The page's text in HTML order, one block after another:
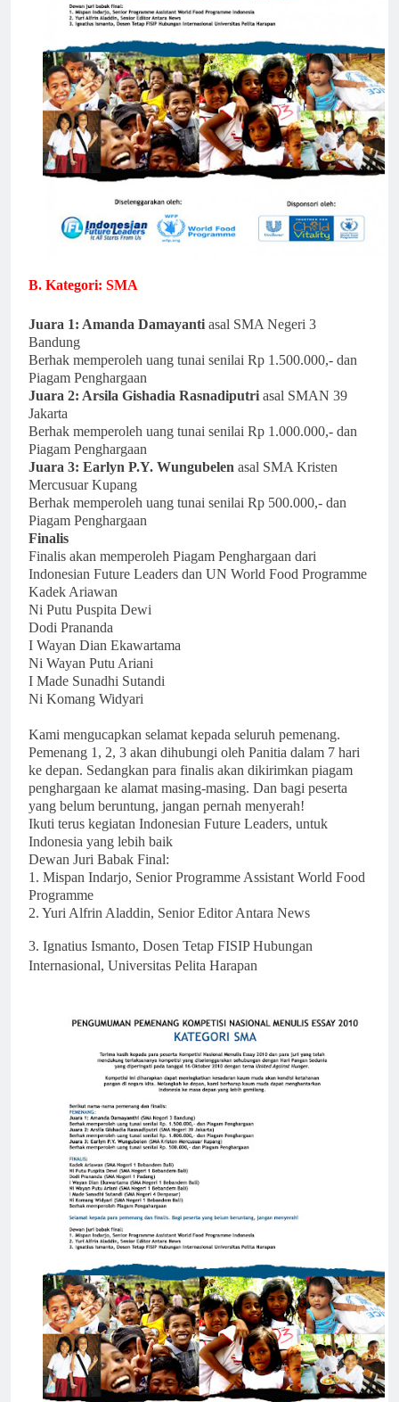
B. Kategori: SMA
Juara 1: Amanda Damayanti asal SMA Negeri 3
Bandung
Berhak memperoleh uang tunai senilai Rp 1.500.000,- dan
Piagam Penghargaan
Juara 2: Arsila Gishadia Rasnadiputri asal SMAN 39
Jakarta
Berhak memperoleh uang tunai senilai Rp 1.000.000,- dan
Piagam Penghargaan
Juara 3: Earlyn P.Y. Wungubelen asal SMA Kristen
Mercusuar Kupang
Berhak memperoleh uang tunai senilai Rp 500.000,- dan
Piagam Penghargaan
Finalis
Finalis akan memperoleh Piagam Penghargaan dari
Indonesian Future Leaders dan UN World Food Programme
Kadek Ariawan
Ni Putu Puspita Dewi
Dodi Prananda
I Wayan Dian Ekawartama
Ni Wayan Putu Ariani
I Made Sunadhi Sutandi
Ni Komang Widyari
Kami mengucapkan selamat kepada seluruh pemenang.
Pemenang 1, 2, 3 akan dihubungi oleh Panitia dalam 7 hari
ke depan. Sedangkan para finalis akan dikirimkan piagam
penghargaan ke alamat masing-masing. Dan bagi peserta
yang belum beruntung, jangan pernah menyerah!
Ikuti terus kegiatan Indonesian Future Leaders, untuk
Indonesia yang lebih baik
Dewan Juri Babak Final:
1. Mispan Indarjo, Senior Programme Assistant World Food
Programme
2. Yuri Alfrin Aladdin, Senior Editor Antara News
3. Ignatius Ismanto, Dosen Tetap FISIP Hubungan
Internasional, Universitas Pelita Harapan